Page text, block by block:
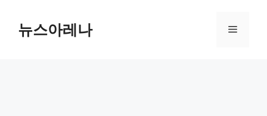
content뉴스아레나 Menu